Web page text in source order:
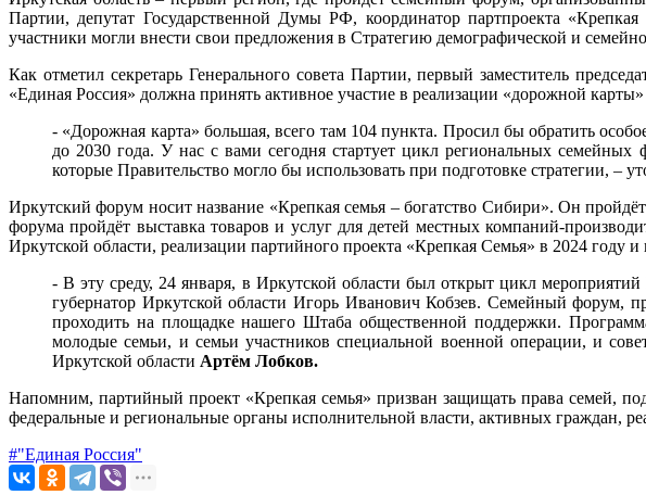
Партии, депутат Государственной Думы РФ, координатор партпроекта «Крепкая
участники могли внести свои предложения в Стратегию демографической и
Как отметил секретарь Генерального совета Партии, первый заместитель
«Единая Россия» должна принять активное участие в реализации «дорожной
- «Дорожная карта» большая, всего там 104 пункта. Просил бы обратить
до 2030 года. У нас с вами сегодня стартует цикл региональных
которые Правительство могло бы использовать при подготовке стратегии, –
Иркутский форум носит название «Крепкая семья – богатство Сибири». Он
форума пройдёт выставка товаров и услуг для детей местных компаний-
Иркутской области, реализации партийного проекта «Крепкая Семья» в 2024 году
- В эту среду, 24 января, в Иркутской области был открыт цикл
губернатор Иркутской области Игорь Иванович Кобзев. Семейный форум,
проходить на площадке нашего Штаба общественной поддержки.
молодые семьи, и семьи участников специальной военной операции, и
Иркутской области Артём Лобков.
Напомним, партийный проект «Крепкая семья» призван защищать права семей,
федеральные и региональные органы исполнительной власти, активных граждан,
#"Единая Россия"